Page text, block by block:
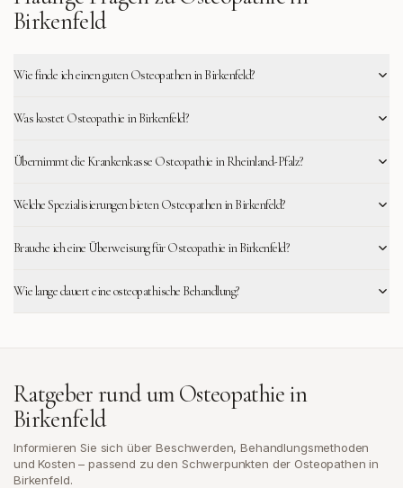
Birkenfeld
Wie finde ich einen guten Osteopathen in Birkenfeld?
Was kostet Osteopathie in Birkenfeld?
Übernimmt die Krankenkasse Osteopathie in Rheinland-Pfalz?
Welche Spezialisierungen bieten Osteopathen in Birkenfeld?
Brauche ich eine Überweisung für Osteopathie in Birkenfeld?
Wie lange dauert eine osteopathische Behandlung?
Ratgeber rund um Osteopathie in
Birkenfeld
Informieren Sie sich über Beschwerden, Behandlungsmethoden
und Kosten – passend zu den Schwerpunkten der Osteopathen in
Birkenfeld.